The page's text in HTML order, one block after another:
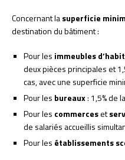
Concernant lasuperficie
destination du bâtiment :
Pour les immeubles
deux pièces principales et
cas, avec une superficie
Pour les bureaux: 1,5% de
Pour les commerceset
de salariés accueillis
Pour les établissements